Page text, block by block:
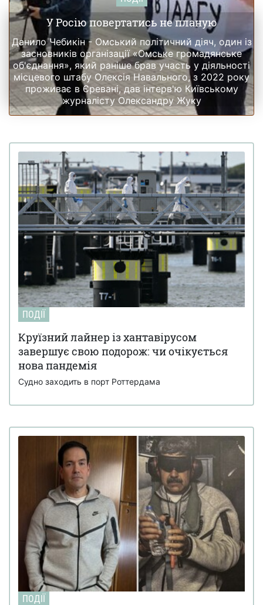
У Росію повертатись не планую
Данило Чебикін - Омський політичний діяч, один із
засновників організації «Омське громадянське
об'єднання», який раніше брав участь у діяльності
місцевого штабу Олексія Навального, з 2022 року
проживає в Єревані, дав інтерв'ю Київському
журналісту Олександру Жуку
ПОДІЇ
Круїзний лайнер із хантавірусом
завершує свою подорож: чи очікується
нова пандемія
Судно заходить в порт Роттердама
ПОДІЇ